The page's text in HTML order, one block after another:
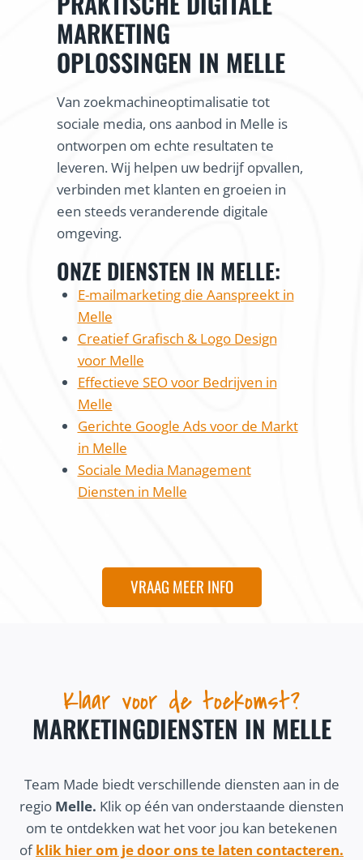
MARKETING
OPLOSSINGEN IN MELLE
Van zoekmachineoptimalisatie tot
sociale media, ons aanbod in Melle is
ontworpen om echte resultaten te
leveren. Wij helpen uw bedrijf opvallen,
verbinden met klanten en groeien in
een steeds veranderende digitale
omgeving.
ONZE DIENSTEN IN MELLE:
E-mailmarketing die Aanspreekt in
Melle
Creatief Grafisch & Logo Design
voor Melle
Effectieve SEO voor Bedrijven in
Melle
Gerichte Google Ads voor de Markt
in Melle
Sociale Media Management
Diensten in Melle
VRAAG MEER INFO
Klaar voor de toekomst?
MARKETINGDIENSTEN IN MELLE
Team Made biedt verschillende diensten aan in de
regio Melle. Klik op één van onderstaande diensten
om te ontdekken wat het voor jou kan betekenen
ofklik hier om je door ons te laten contacteren.